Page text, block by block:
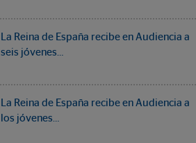
La Reina de España recibe en Audiencia a
seis jóvenes…
La Reina de España recibe en Audiencia a
los jóvenes…